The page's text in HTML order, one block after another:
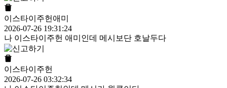
이스타이주헌애미
2026-07-26 19:31:24
나 이스타이주헌 애미인데 메시보단 호날두다
이스타이주헌
2026-07-26 03:32:34